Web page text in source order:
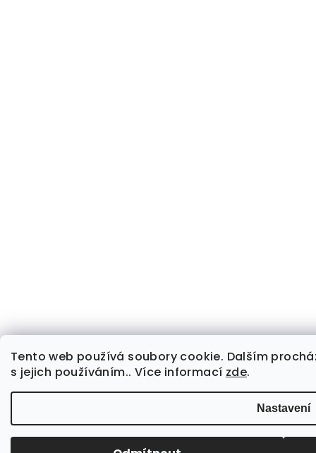
Tento web používá soubory cookie. Dalším
s jejich používáním.. Více informací zde.
Nastavení